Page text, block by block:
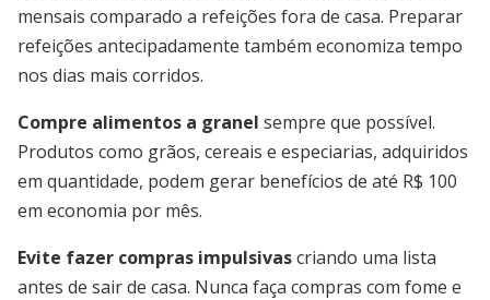
mensais comparado a refeições fora de casa. Preparar
refeições antecipadamente também economiza tempo
nos dias mais corridos.
Compre alimentos a granel sempre que possível.
Produtos como grãos, cereais e especiarias, adquiridos
em quantidade, podem gerar benefícios de até R$ 100
em economia por mês.
Evite fazer compras impulsivascriando uma lista
antes de sair de casa. Nunca faça compras com fome e